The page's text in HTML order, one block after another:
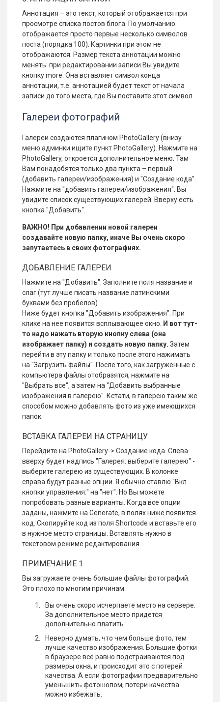
Аннотация – это текст, который отображается при
просмотре списка постов блога. По умолчанию
отображается просто первые несколько символов
поста (порядка 100). Картинки при этом не
отображаются. Размер текста аннотации можно
менять: при редактировании записи Вы увидите
кнопку more. Она вставляет символ конца
аннотации, т.е. аннотацией будет текст от начала
записи до того места, где Вы поставите этот символ.
Галереи фотографий
Галереи создаются плагином PhotoGallery (внизу
меню админки ищите пункт PhotoGallery). Нажмите на
PhotoGallery, откроется дополнительное меню. Там
Вам понадобятся только два пункта – первый
(добавить галереи/изображения) и "Создание кода".
Нажмите на "добавить галереи/изображения". Вы
увидите список существующих галерей. Вверху есть
кнопка "Добавить".
ВАЖНО! При добавлении новой галереи
создавайте новую папку, иначе Вы очень скоро
запутаетесь в своих фотографиях.
ДОБАВЛЕНИЕ ГАЛЕРЕИ
Нажмите на "Добавить". Заполните поля название и
слаг (тут лучше писать название латинскими
буквами без пробелов).
Ниже будет кнопка "Добавить изображения". При
клике на нее появится всплывающее окно.
И вот тут-
то надо нажать вторую кнопку слева (она
изображает папку) и создать новую папку. Затем
перейти в эту папку и только после этого нажимать
на "Загрузить файлы". После того, как загруженные с
компьютера файлы отобразятся, нажмите на
"Выбрать все", а затем на "Добавить выбранные
изображения в галерею". Кстати, в галерею таким же
способом можно добавлять фото из уже имеющихся
папок.
ВСТАВКА ГАЛЕРЕИ НА СТРАНИЦУ
Перейдите на PhotoGallery-> Создание кода. Слева
вверху будет надпись "Галерея: выберите галерею" -
выберите галерею из существующих. В колонке
справа будут разные опции. Я обычно ставлю "Вкл.
кнопки управления:" на "нет". Но Вы можете
попробовать разные варианты. Когда все опции
заданы, нажмите на Generate, в полях ниже появится
код. Скопируйте код из поля Shortcode и вставьте его
в нужное место страницы. Вставлять нужно в
текстовом режиме редактирования.
ПРИМЕЧАНИЕ 1.
Вы загружаете очень большие файлы фотографий.
Это плохо по многим причинам.
Вы очень скоро исчерпаете место на сервере.
За дополнительное место придется
дополнительно платить.
Неверно думать, что чем больше фото, тем
лучше качество изображения. Большие фотки
в браузере всё равно подстраиваются под
размеры окна, и происходит это с потерей
качества. А если фотографии предварительно
уменьшить фотошопом, потери качества
можно избежать.